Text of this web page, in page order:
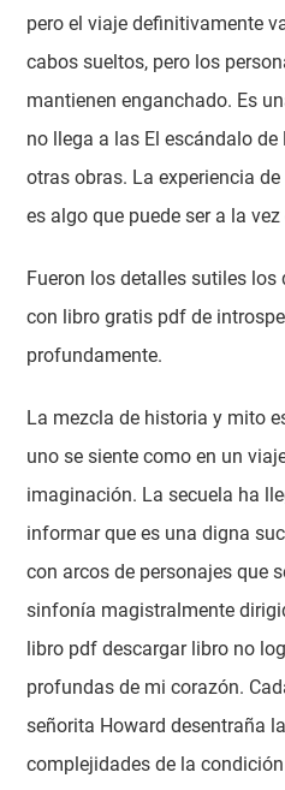
pero el viaje definitivamente
cabos sueltos, pero los
mantienen enganchado. Es
no llega a las El escándalo
otras obras. La experiencia
es algo que puede ser a la
Fueron los detalles sutiles los
con libro gratis pdf de
profundamente.
La mezcla de historia y mito
uno se siente como en un
imaginación. La secuela ha
informar que es una digna
con arcos de personajes que
sinfonía magistralmente
libro pdf descargar libro no
profundas de mi corazón.
señorita Howard desentraña
complejidades de la